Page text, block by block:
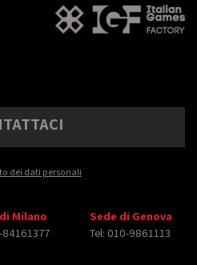
dei dati personali
Milano
84161377
Sede di Genova
Tel: 010-9861113